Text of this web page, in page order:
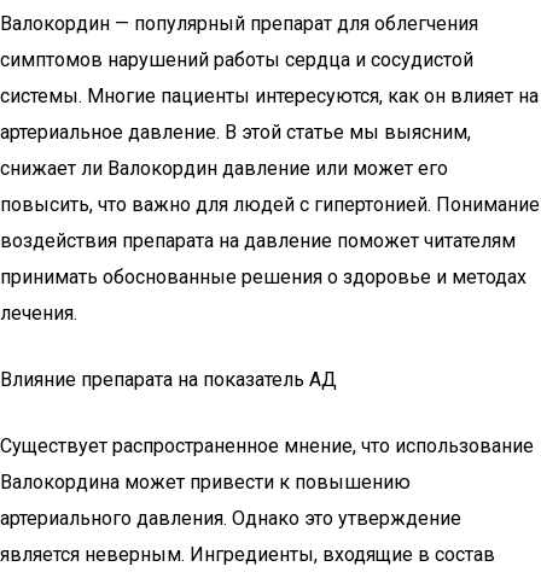
Валокордин — популярный препарат для облегчения
симптомов нарушений работы сердца и сосудистой
системы. Многие пациенты интересуются, как он влияет на
артериальное давление. В этой статье мы выясним,
снижает ли Валокордин давление или может его
повысить, что важно для людей с гипертонией. Понимание
воздействия препарата на давление поможет читателям
принимать обоснованные решения о здоровье и методах
лечения.
Влияние препарата на показатель АД
Существует распространенное мнение, что использование
Валокордина может привести к повышению
артериального давления. Однако это утверждение
является неверным. Ингредиенты, входящие в состав